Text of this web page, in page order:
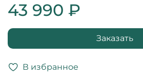
В избранное
43 990 ₽
Заказать